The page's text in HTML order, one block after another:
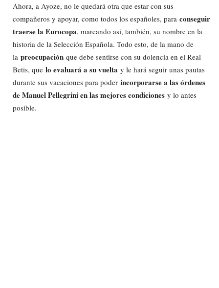
Ahora, a Ayoze, no le quedará otra que estar con sus
compañeros y apoyar, como todos los españoles, para conseguir
traerse la Eurocopa, marcando así, también, su nombre en la
historia de la Selección Española. Todo esto, de la mano de
la preocupación que debe sentirse con su dolencia en el Real
Betis, que lo evaluará a su vuelta y le hará seguir unas pautas
durante sus vacaciones para poder incorporarse a las órdenes
de Manuel Pellegrini en las mejores condiciones y lo antes
posible.